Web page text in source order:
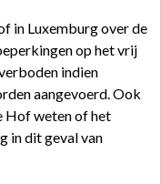
in Luxemburg over de
op het vrij
indien
aangevoerd. Ook
Hof weten of het
in dit geval van